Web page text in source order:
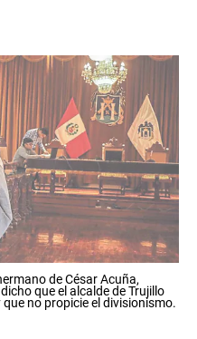
de César Acuña,
que el alcalde de Trujillo
no propicie el divisionismo.